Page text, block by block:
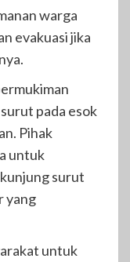
warga
evakuasi jika
pada esok
Pihak
untuk
surut
yang
untuk